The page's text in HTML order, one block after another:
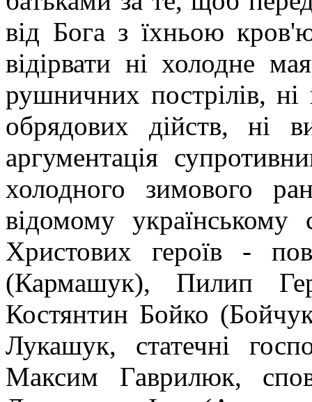
від Бога з їхньою
відірвати ні холодне
рушничних пострілів,
обрядових дійств, ні
аргументація
холодного зимового
відомому
Христових героїв -
(Кармашук), Пилип
Костянтин Бойко
Лукашук, статечні
Максим Гаврилюк,